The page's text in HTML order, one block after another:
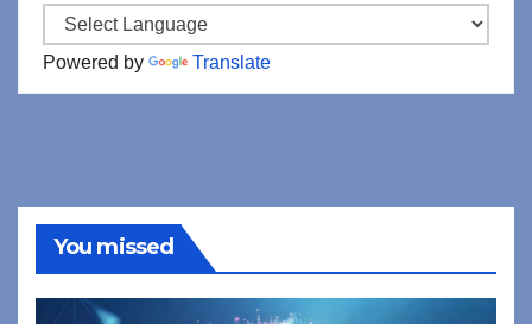
Powered by Translate
You missed